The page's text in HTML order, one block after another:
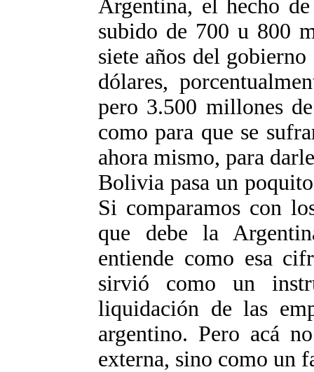
Argentina, el hecho
subido de 700 u 800
siete años del
dólares,
pero 3.500 millones
como para que se
ahora mismo, para
Bolivia pasa un
Si comparamos con
que debe la
entiende como esa
sirvió como un
liquidación de las
argentino. Pero acá
externa, sino como un